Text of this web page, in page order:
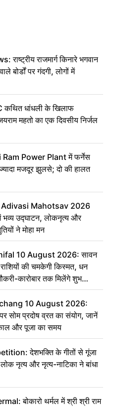
राजमार्ग किनारे भगवान
बोर्डों पर गंदगी, लोगों में
कथित धांधली के खिलाफ
महतो का एक दिवसीय निर्जल
Ram Power Plant में फर्नेस
मजदूर झुलसे; दो की हालत
Mahotsav 2026
भव्य उद्घाटन, लोकनृत्य और
ने मोहा मन
10 August 2026: सावन
की चमकेगी किस्मत, धन
कारोबार तक मिलेंगे शुभ
10 August 2026:
सोम प्रदोष व्रत का संयोग, जानें
और पूजा का समय
देशभक्ति के गीतों से गूंजा
लोक नृत्य और नृत्य-नाटिका ने बांधा
बोकारो थर्मल में श्री श्री राम